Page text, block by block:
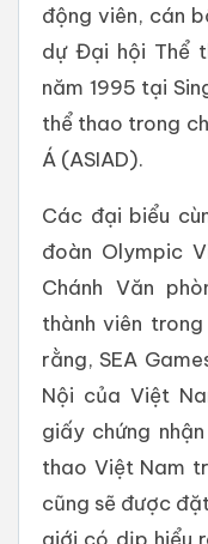
động viên, cán
dự Đại hội Thể
năm 1995 tại
thể thao trong
Á (ASIAD).
Các đại biểu
đoàn Olympic
Chánh Văn
thành viên
rằng, SEA
Nội của Việt
giấy chứng
thao Việt Nam
cũng sẽ được
giới có dịp hiểu